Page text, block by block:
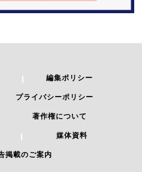
編集ポリシー
プライバシーポリシー
著作権について
媒体資料
掲載のご案内